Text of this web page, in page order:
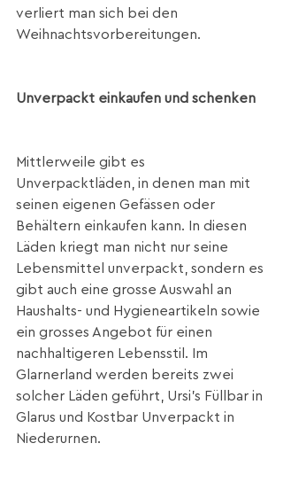
verliert man sich bei den
Weihnachtsvorbereitungen.
Unverpackt einkaufen und schenken
Mittlerweile gibt es
Unverpacktläden, in denen man mit
seinen eigenen Gefässen oder
Behältern einkaufen kann. In diesen
Läden kriegt man nicht nur seine
Lebensmittel unverpackt, sondern es
gibt auch eine grosse Auswahl an
Haushalts- und Hygieneartikeln sowie
ein grosses Angebot für einen
nachhaltigeren Lebensstil. Im
Glarnerland werden bereits zwei
solcher Läden geführt, Ursi’s Füllbar in
Glarus und Kostbar Unverpackt in
Niederurnen.